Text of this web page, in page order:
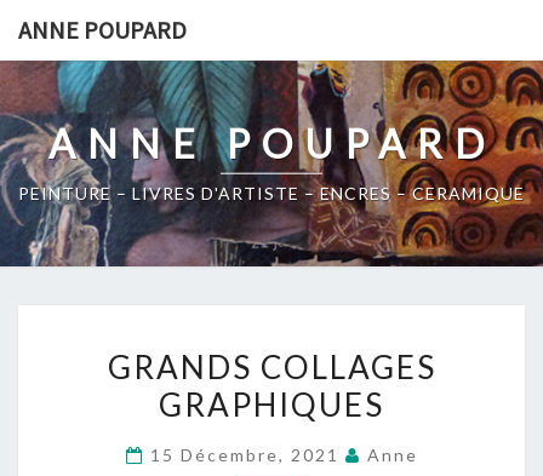
content
ANNE POUPARD
ANNE POUPARD
PEINTURE – LIVRES D'ARTISTE – ENCRES – CERAMIQUE
COLLAGES
GRAPHIQUES
GRANDS COLLAGES
GRAPHIQUES
15 Décembre, 2021 Anne